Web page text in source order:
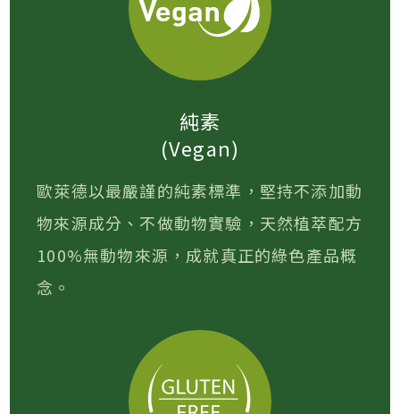
純素
(Vegan)
歐萊德以最嚴謹的純素標準，堅持不添加動
物來源成分、不做動物實驗，天然植萃配方
100%無動物來源，成就真正的綠色產品概
念。